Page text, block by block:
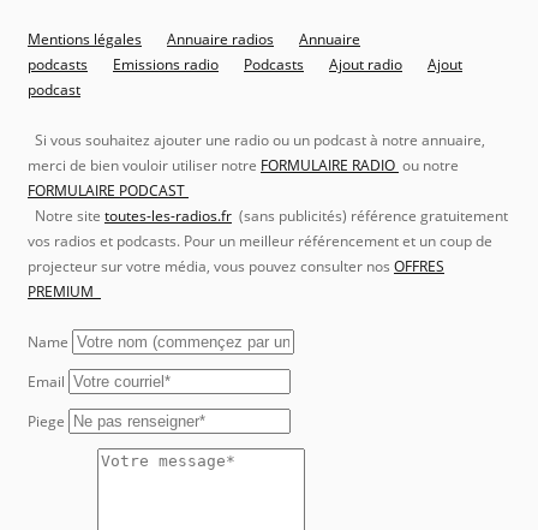
Mentions légales Annuaire radios
Annuaire
podcasts
Emissions radio Podcasts Ajout radio
Ajout
podcast
Si vous souhaitez ajouter une radio ou un podcast à notre annuaire,
merci de bien vouloir utiliser notre FORMULAIRE RADIO ou notre
FORMULAIRE PODCAST
Notre site toutes-les-radios.fr (sans publicités) référence gratuitement
vos radios et podcasts. Pour un meilleur référencement et un coup de
projecteur sur votre média, vous pouvez consulter nos OFFRES
PREMIUM
Name
Email
Piege